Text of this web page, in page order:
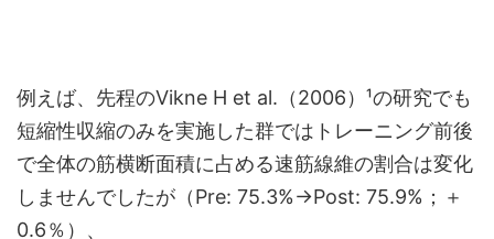
例えば、先程のVikne H et al.（2006）¹の研究でも
短縮性収縮のみを実施した群ではトレーニング前後
で全体の筋横断面積に占める速筋線維の割合は変化
しませんでしたが（Pre: 75.3%→Post: 75.9%；＋
0.6％）、